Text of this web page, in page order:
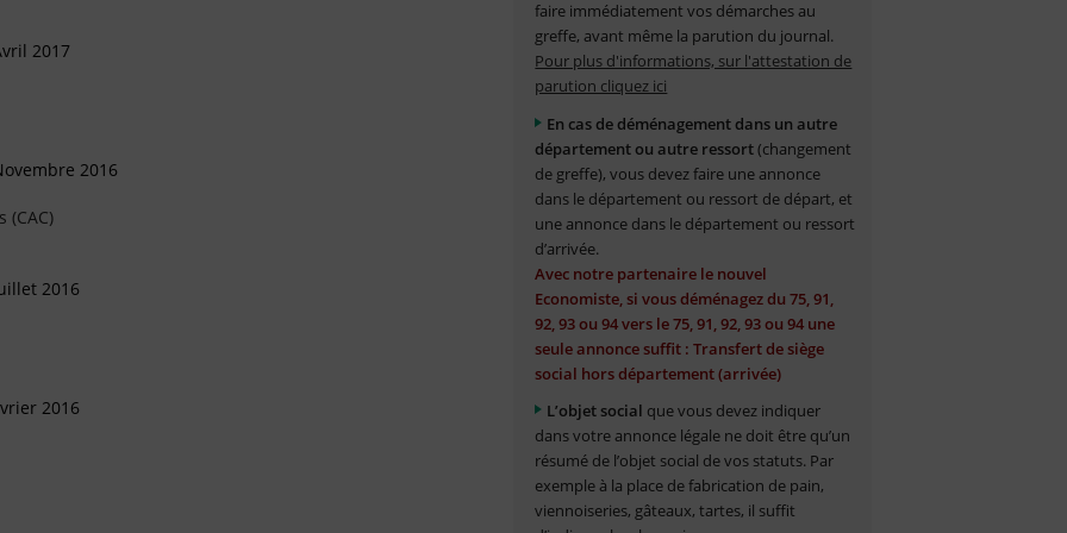
2017
2016
(CAC)
2016
2016
faire immédiatement vos démarches au
greffe, avant même la parution du journal.
Pour plus d'informations, sur l'attestation de
parution cliquez ici
En cas de déménagement dans un autre
département ou autre ressort(changement
de greffe), vous devez faire une annonce
dans le département ou ressort de départ, et
une annonce dans le département ou ressort
d’arrivée.
Avec notre partenaire le nouvel
Economiste, si vous déménagez du 75, 91,
92, 93 ou 94 vers le 75, 91, 92, 93 ou 94 une
seule annonce suffit : Transfert de siège
social hors département (arrivée)
L’objet social que vous devez indiquer
dans votre annonce légale ne doit être qu’un
résumé de l’objet social de vos statuts. Par
exemple à la place de fabrication de pain,
viennoiseries, gâteaux, tartes, il suffit